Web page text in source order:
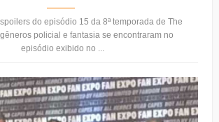
do episódio 15 da 8ª temporada de The
policial e fantasia se encontraram no
episódio exibido no ...